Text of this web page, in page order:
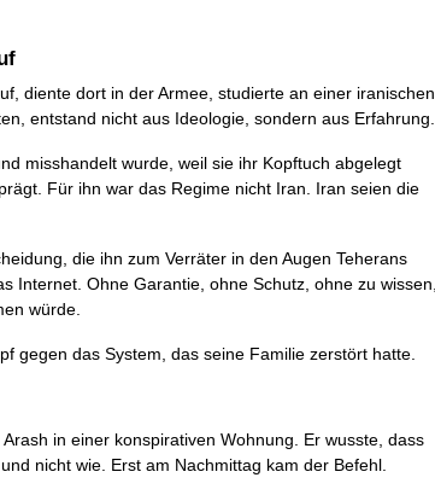
diente dort in der Armee, studierte an einer iranischen
entstand nicht aus Ideologie, sondern aus Erfahrung.
misshandelt wurde, weil sie ihr Kopftuch abgelegt
Für ihn war das Regime nicht Iran. Iran seien die
die ihn zum Verräter in den Augen Teherans
Internet. Ohne Garantie, ohne Schutz, ohne zu wissen,
würde.
gegen das System, das seine Familie zerstört hatte.
in einer konspirativen Wohnung. Er wusste, dass
nicht wie. Erst am Nachmittag kam der Befehl.